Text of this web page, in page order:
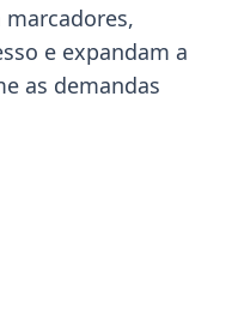
e expandam a
as demandas